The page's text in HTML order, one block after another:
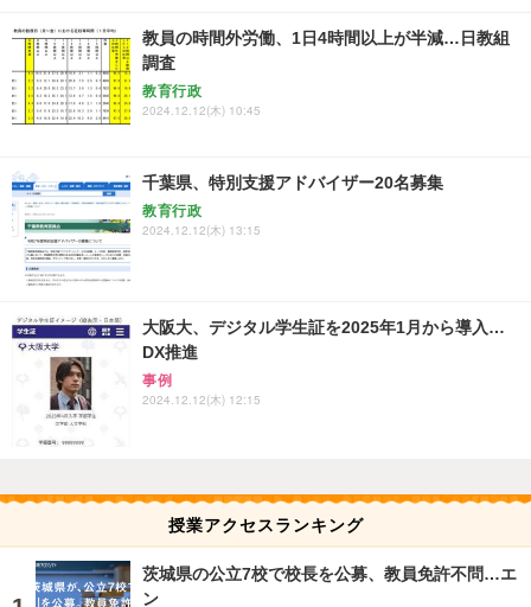
教員の時間外労働、1日4時間以上が半減…日教組
調査
教育行政
2024.12.12(木) 10:45
千葉県、特別支援アドバイザー20名募集
教育行政
2024.12.12(木) 13:15
大阪大、デジタル学生証を2025年1月から導入…
DX推進
事例
2024.12.12(木) 12:15
授業アクセスランキング
茨城県の公立7校で校長を公募、教員免許不問…エ
ン